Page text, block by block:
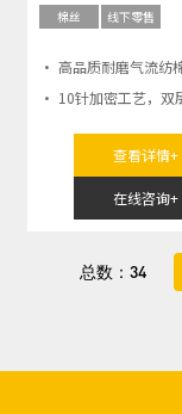
棉丝 线下零售
· 高品质耐磨气流纺
· 10针加密工艺，双
查看详情+
在线咨询+
总数：34